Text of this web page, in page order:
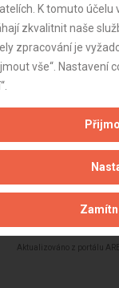
25.3.2026
Aktualizováno z portálu
K tomuto
zkvalitnit naše
zpracování je
vše“. Nastavení